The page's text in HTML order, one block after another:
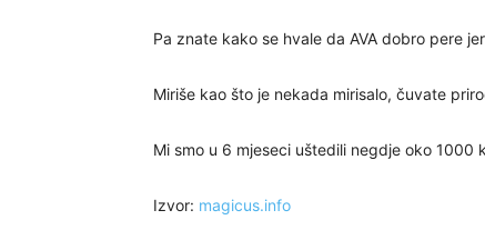
Pa znate kako se hvale da AVA dobro pere
Miriše kao što je nekada mirisalo, čuvate
Mi smo u 6 mjeseci uštedili negdje oko
Izvor: magicus.info